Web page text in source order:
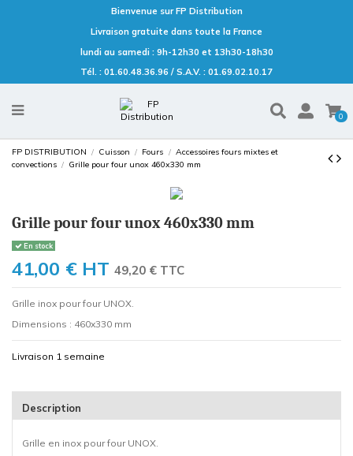
Bienvenue sur FP Distribution
Livraison gratuite dans toute la France
lundi au samedi : 9h-12h30 et 13h30-18h30
Tél. : 01.60.48.36.96 / S.A.V. : 01.69.02.10.17
0
FP DISTRIBUTION Cuisson Fours
Accessoires fours mixtes et
convections
Grille pour four unox 460x330 mm
Grille pour four unox 460x330 mm
En stock
41,00 € HT 49,20 € TTC
Grille inox pour four UNOX.
Dimensions : 460x330 mm
Livraison 1 semaine
Description
Grille en inox pour four UNOX.